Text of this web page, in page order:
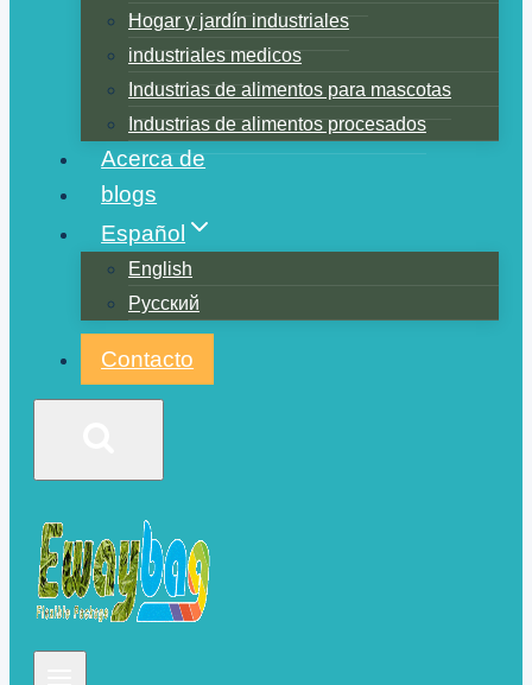
Hogar y jardín industriales
industriales medicos
Industrias de alimentos para mascotas
Industrias de alimentos procesados
Acerca de
blogs
Español
English
Русский
Contacto